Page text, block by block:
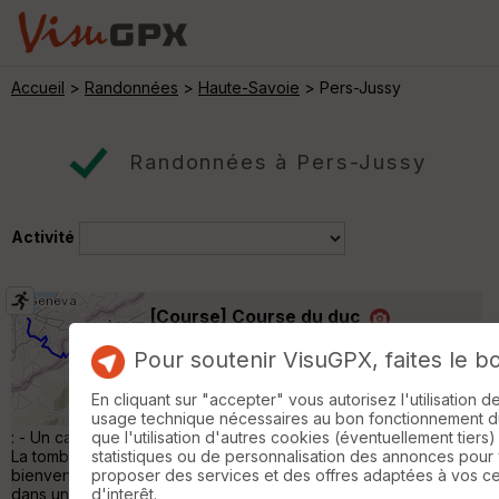
Accueil > Randonnées > Haute-Savoie > Pers-Jussy
Randonnées à Pers-Jussy
Activité
[Course] Course du duc
210 m
Afin de réduire ce récit (déjà bien long), je
vais vous épargner les anecdotes suivantes
: - Un café de 5cl à 1.6%u20AC à l'aire d'autoroute de Lunel -
La tombé de la neige après avoir franchit le panneau
bienvenue aux portes du soleil (véridique). On se serait cru
dans une séquence de "Bienvenue chez les Ch'tis" - La visite
Pour soutenir VisuGPX, faites le
En cliquant sur "accepter" vous autorisez l'utilisation
usage technique nécessaires au bon fonctionnement
que l'utilisation d'autres cookies (éventuellement
statistiques ou de personnalisation des annonces pour
proposer des services et des offres adaptées à vos
d'interêt.